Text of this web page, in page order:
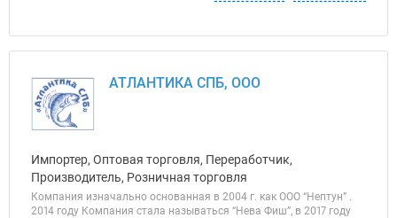
АТЛАНТИКА СПБ, ООО
Импортер, Оптовая торговля, Переработчик,
Производитель, Розничная торговля
Компания изначально основанная в 2004 г. как ООО “Нептун” .
2014 году Компания стала называться “Нева Фиш”, в 2017 году